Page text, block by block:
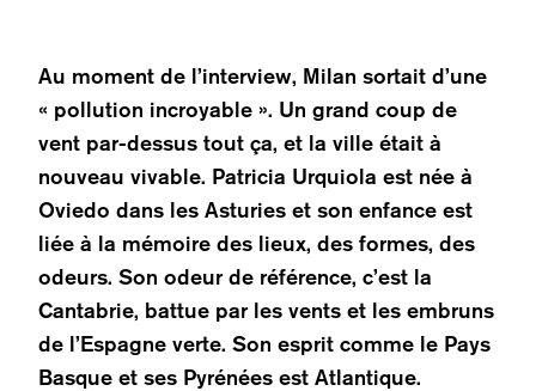
Au moment de l’interview, Milan sortait d’une
« pollution incroyable ». Un grand coup de
vent par-dessus tout ça, et la ville était à
nouveau vivable. Patricia Urquiola est née à
Oviedo dans les Asturies et son enfance est
liée à la mémoire des lieux, des formes, des
odeurs. Son odeur de référence, c’est la
Cantabrie, battue par les vents et les embruns
de l’Espagne verte. Son esprit comme le Pays
Basque et ses Pyrénées est Atlantique.